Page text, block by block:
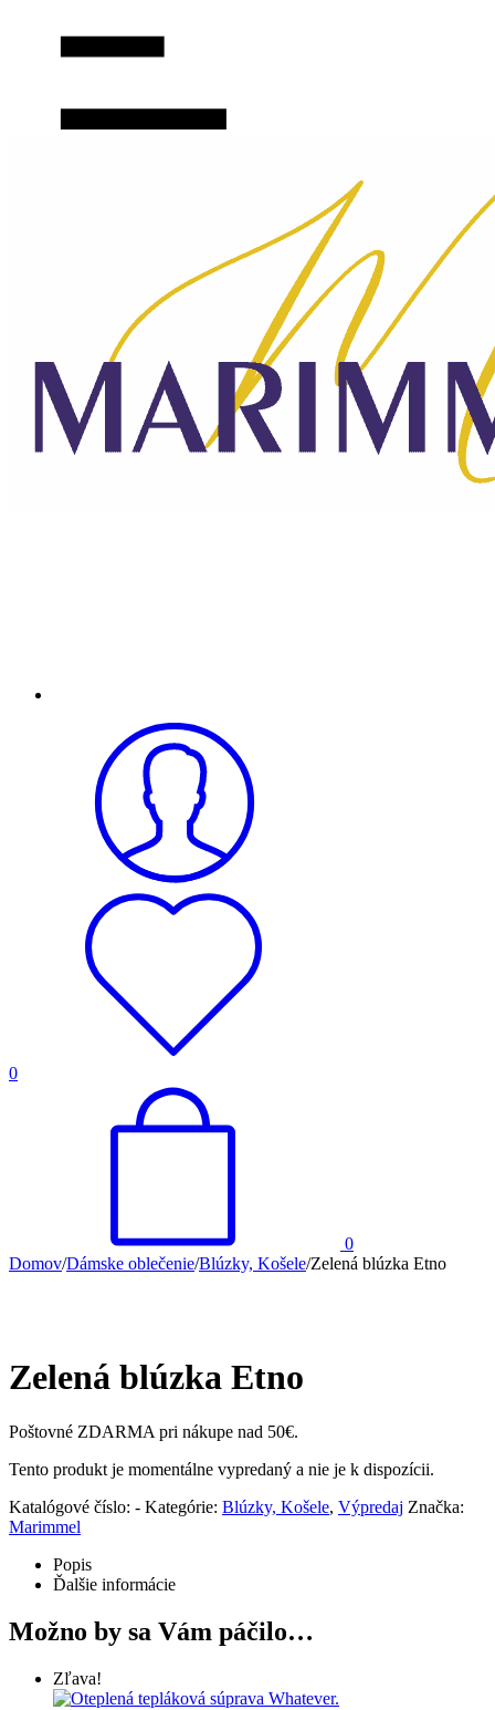
0
0
Domov/Dámske oblečenie/Blúzky, Košele/Zelená blúzka Etno
Zelená blúzka Etno
Poštovné ZDARMA pri nákupe nad 50€.
Tento produkt je momentálne vypredaný a nie je k dispozícii.
Katalógové číslo: - Kategórie: Blúzky, Košele, Výpredaj Značka:
Marimmel
Popis
Ďalšie informácie
Možno by sa Vám páčilo…
Zľava!